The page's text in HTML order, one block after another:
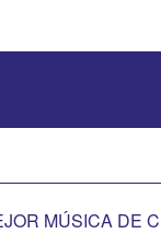
MÚSICA DE